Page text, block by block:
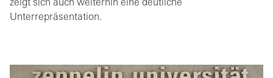
zeigt sich auch weiterhin eine deutliche
Unterrepräsentation.